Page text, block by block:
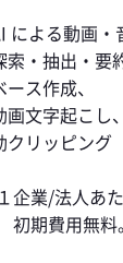
による動画・
索・抽出・要
ス作成、
字起こし、
クリッピング
企業/法人あ
初期費用無料